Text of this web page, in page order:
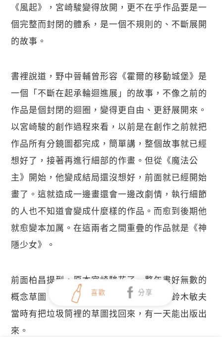
《風起》，宮崎駿變得放開，更不在乎作品要是一
個完整而封閉的體系，是一個不規則的、不斷展開
的故事。
書裡說道，野中晉輔曾形容《霍爾的移動城堡》是
一個「不斷在起承輪迴進展」的故事，不像之前的
作品是個封閉的迴圈，變得更自由、更舒展開來。
以宮崎駿的創作過程來看，以前是在創作之前就把
作品所有分鏡圖都完成，簡單講，整個故事就已經
想好了，接著再進行細部的作畫。但從《魔法公
主》開始，他變成結局還沒想好，前面就已經開始
畫了。這就造成一邊畫還會一邊改劇情，執行細節
的人也不知道會變成什麼樣的作品。而愈到後期他
就愈變本加厲。在這兩者之間重疊的作品就是《神
隱少女》。
前面柏昌提到，原本宮崎駿花了一整年畫好無數的
概念草圖，最後全丟到垃圾桶。我們祈禱鈴木敏夫
當時有把垃圾筒裡的草圖找回來，有一天能出版出
來。
喜歡 分享